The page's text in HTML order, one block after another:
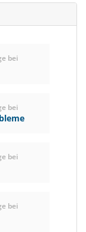
bei
bei
bei
bei